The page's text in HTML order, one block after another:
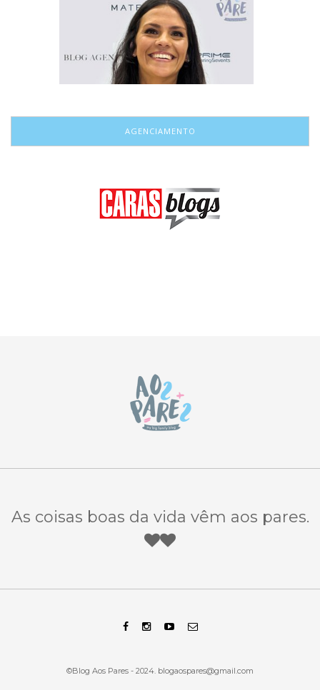
AGENCIAMENTO
As coisas boas da vida vêm aos pares.
©Blog Aos Pares - 2024. blogaospares@gmail.com